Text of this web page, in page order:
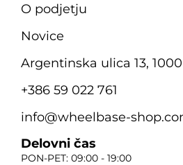
O podjetju
Novice
Argentinska ulica 13,
+386 59 022 761
info@wheelbase-
Delovni čas
PON-PET: 09:00 - 19:00